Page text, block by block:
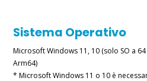
Sistema Operativo
Microsoft Windows 11, 10 (solo SO a
Arm64)
* Microsoft Windows 11 o 10 è